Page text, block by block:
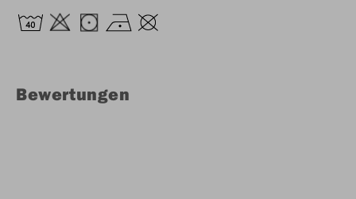
Bewertungen